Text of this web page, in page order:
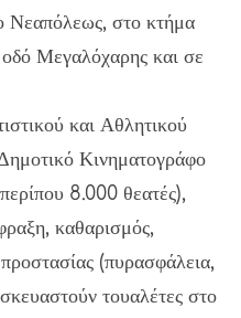
Νεαπόλεως, στο κτήμα
Μεγαλόχαρης και σε
και Αθλητικού
Κινηματογράφο
8.000 θεατές),
καθαρισμός,
(πυρασφάλεια,
τουαλέτες στο